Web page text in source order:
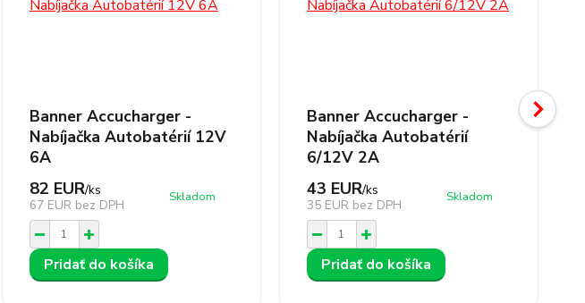
Banner Accucharger -
Nabíjačka Autobatérií 12V
6A
82 EUR/ks
67 EUR bez DPH Skladom
Pridať do košíka
Banner Accucharger -
Nabíjačka Autobatérií
6/12V 2A
43 EUR/ks
35 EUR bez DPH Skladom
Pridať do košíka